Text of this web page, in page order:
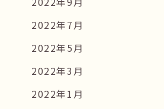
2022年7月
2022年5月
2022年3月
2022年1月